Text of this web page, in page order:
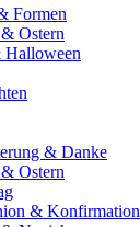
Formen
Ostern
Halloween
& Danke
Ostern
& Konfirmation